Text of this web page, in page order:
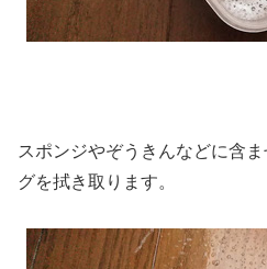
スポンジやぞうきんなどに含
グを拭き取ります。